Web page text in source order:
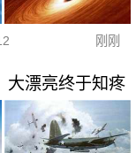
刚刚
大漂亮终于知疼